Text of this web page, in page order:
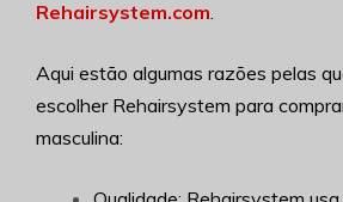
Rehairsystem.com.
Aqui estão algumas razões pelas
escolher Rehairsystem para
masculina: